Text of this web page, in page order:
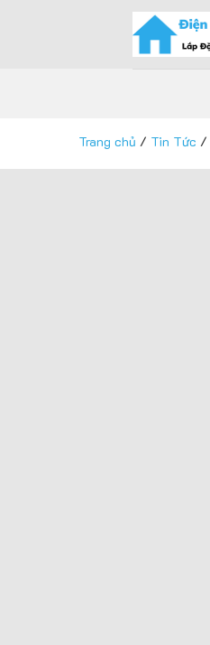
Trang chủ / Tin Tức /